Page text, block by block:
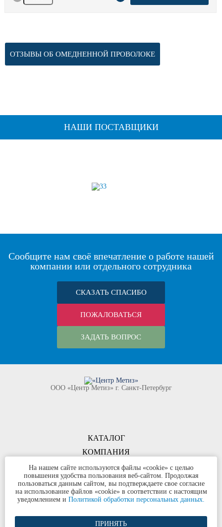
ОТЗЫВЫ ОБ ОМЕДНЕННОЙ ПРОВОЛОКЕ
НАШИ ПОСТАВЩИКИ
Сообщите нам своё впечатление о работе нашей
компании или отдельного сотрудника
СКАЗАТЬ СПАСИБО
ПОЖАЛОВАТЬСЯ
ЗАДАТЬ ВОПРОС
КОМПАНИЯ
ООО «Центр Метиз» г. Санкт-Петербург
КАТАЛОГ
КОНТАКТЫ
©ООО «Центр Метиз» 2000-2026
Все права защищены
Политика конфиденциальности
На нашем сайте используются файлы «cookie» с целью
повышения удобства пользования веб-сайтом. Продолжая
пользоваться данным сайтом, вы подтверждаете свое согласие
на использование файлов «cookie» в соответствии с настоящим
уведомлением и Политикой обработки персональных данных.
ПРИНЯТЬ